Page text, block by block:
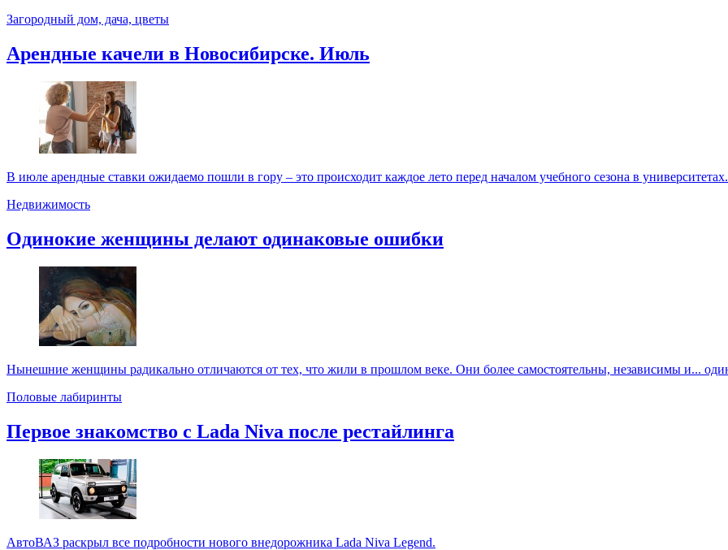
Загородный дом, дача, цветы
Арендные качели в Новосибирске. Июль
В июле арендные ставки ожидаемо пошли в гору – это происходит каждое лето перед началом учебного сезона в
Недвижимость
Одинокие женщины делают одинаковые ошибки
Нынешние женщины радикально отличаются от тех, что жили в прошлом веке. Они более самостоятельны, независимы и...
Половые лабиринты
Первое знакомство с Lada Niva после рестайлинга
АвтоВАЗ раскрыл все подробности нового внедорожника Lada Niva Legend.